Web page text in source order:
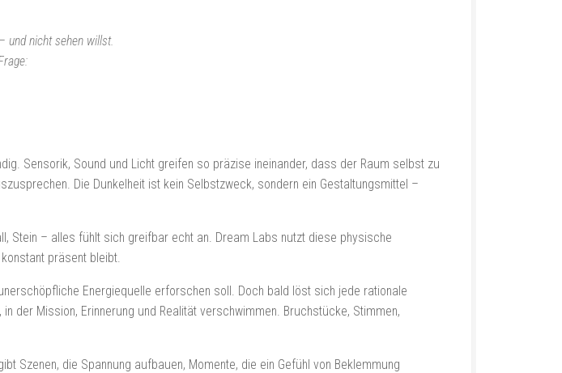
und nicht sehen willst.
Sensorik, Sound und Licht greifen so präzise ineinander, dass der Raum selbst zu
Die Dunkelheit ist kein Selbstzweck, sondern ein Gestaltungsmittel –
Stein – alles fühlt sich greifbar echt an. Dream Labs nutzt diese physische
präsent bleibt.
Energiequelle erforschen soll. Doch bald löst sich jede rationale
der Mission, Erinnerung und Realität verschwimmen. Bruchstücke, Stimmen,
Szenen, die Spannung aufbauen, Momente, die ein Gefühl von Beklemmung